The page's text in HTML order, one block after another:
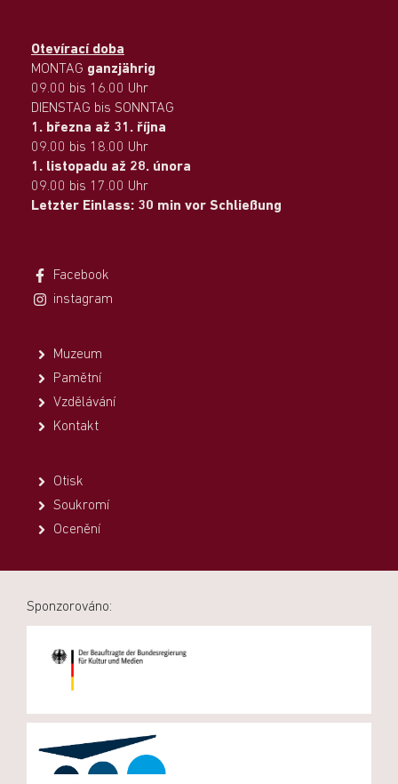
Otevírací doba
MONTAG ganzjährig
09.00 bis 16.00 Uhr
DIENSTAG bis SONNTAG
1. března až 31. října
09.00 bis 18.00 Uhr
1. listopadu až 28. února
09.00 bis 17.00 Uhr
Letzter Einlass: 30 min vor Schließung
Facebook
instagram
Muzeum
Pamětní
Vzdělávání
Kontakt
Otisk
Soukromí
Ocenění
Sponzorováno: